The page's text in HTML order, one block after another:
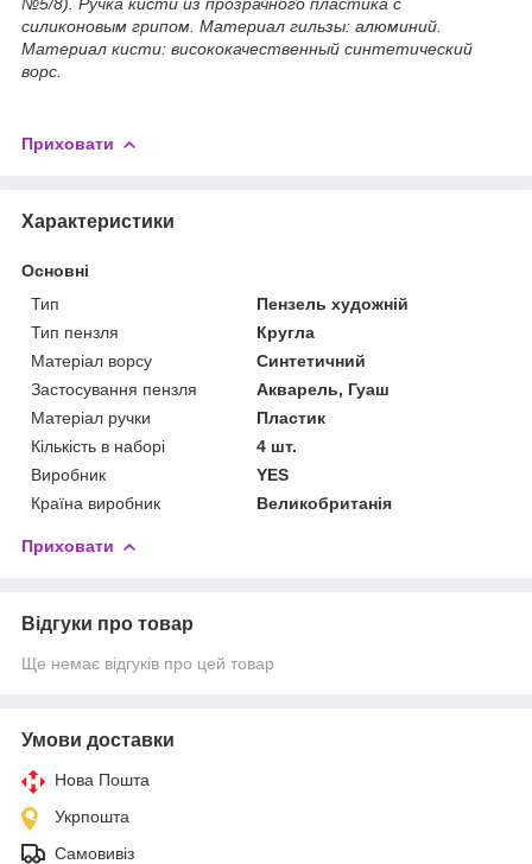
силиконовым грипом. Материал гильзы: алюминий.
Материал кисти: висококачественный синтетический
ворс.
Приховати
Характеристики
Основні
Тип
Пензель художній
Тип пензля
Кругла
Матеріал ворсу
Синтетичний
Застосування пензля
Акварель, Гуаш
Матеріал ручки
Пластик
Кількість в наборі
4 шт.
Виробник
YES
Країна виробник
Великобританія
Приховати
Відгуки про товар
Ще немає відгуків про цей товар
Умови доставки
Нова Пошта
Укрпошта
Самовивіз